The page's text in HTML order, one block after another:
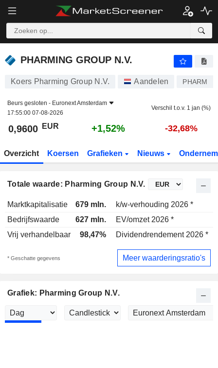
PHARMING GROUP N.V.
PHARMING GROUP N.V.
Koers Pharming Group N.V. Aandelen PHARM
Beurs gesloten - Euronext Amsterdam
17:55:00 07-08-2026
Verschil t.o.v. 1 jan (%)
0,9600 EUR +1,52% -32,68%
Overzicht Koersen Grafieken Nieuws
Totale waarde: Pharming Group N.V.
Marktkapitalisatie 679 mln. k/w-verhouding 2026 *
Bedrijfswaarde
627 mln. EV/omzet 2026 *
Vrij verhandelbaar
98,47% Dividendrendement 2026 *
* Geschatte gegevens Meer waarderingsratio's
Grafiek: Pharming Group N.V.